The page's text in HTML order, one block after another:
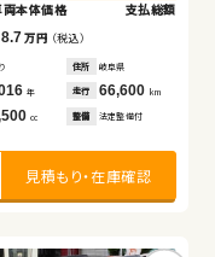
両本体価格
支払総額
8.7万円 （税込）
住所 岐阜県
年 走行 66,600 km
cc 整備 法定整備付
見積もり・在庫確認
両本体価格
支払総額
10.5万円（税込）
住所 埼玉県
年 走行 55,300 km
cc 整備 なし
見積もり・在庫確認
41.6万円
本体価格
8.2 万円 （税込）
住所 青森県
整備 法定整備付